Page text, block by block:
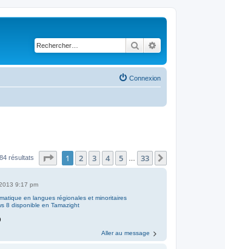
Rechercher
Connexion
résultats Page sur33
1 2 3 4 5 33
9:17 pm
en langues régionales et minoritaires
8 disponible en Tamazight
Aller au message